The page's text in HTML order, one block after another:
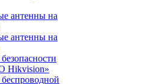
антенны на
антенны на
Hikvision»